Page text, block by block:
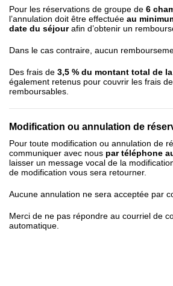
Pour les réservations de groupe de 6
l’annulation doit être effectuée au
date du séjourafin d’obtenir un
Dans le cas contraire, aucun
Des frais de 3,5 % du montant total de
également retenus pour couvrir les frais
remboursables.
Modification ou annulation de
Pour toute modification ou annulation de
communiquer avec nous par téléphone
laisser un message vocal de la
de modification vous sera retourner.
Aucune annulation ne sera acceptée par
Merci de ne pas répondre au courriel de
automatique.